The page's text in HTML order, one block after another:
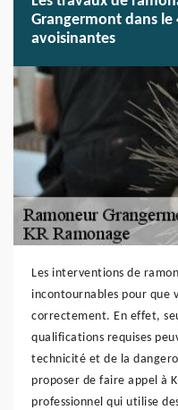
Grangermont dans le
avoisinantes
Les interventions de
incontournables pour que
correctement. En effet,
qualifications requises
technicité et de la
proposer de faire appel à
professionnel qui utilise